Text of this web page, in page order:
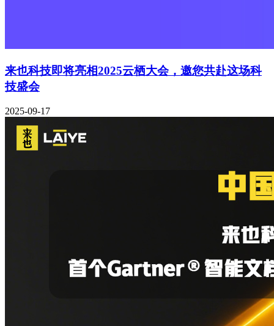
来也科技即将亮相2025云栖大会，邀您共赴这场科
技盛会
2025-09-17